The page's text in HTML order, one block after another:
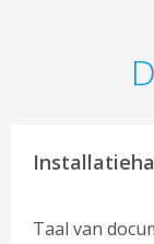
Taal van